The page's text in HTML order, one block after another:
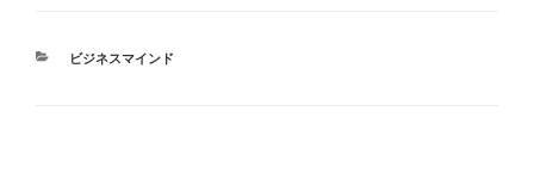
カ
ビジネスマインド